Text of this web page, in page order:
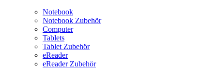
Notebook
Notebook Zubehör
Computer
Tablets
Tablet Zubehör
eReader
eReader Zubehör